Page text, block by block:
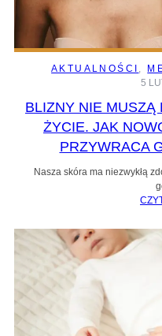
AKTUALNOŚCI ,
5
BLIZNY NIE MUSZĄ
ŻYCIE. JAK
PRZYWRACA
Nasza skóra ma niezwykłą